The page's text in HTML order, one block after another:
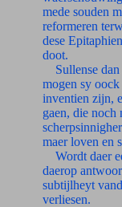
mede souden
reformeren
dese
doot.
Sullense dan
mogen sy
inventien zijn,
gaen, die noch
maer loven en
Wordt daer
daerop
subtijlheyt
verliesen.